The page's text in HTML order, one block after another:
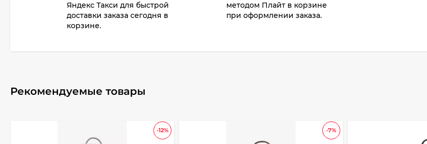
Яндекс Такси для быстрой
доставки заказа сегодня в
корзине.
методом Плайт в корзине
при оформлении заказа.
Рекомендуемые товары
-12% -7%